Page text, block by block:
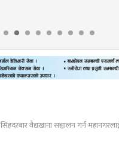
सिंहदरबार वैद्यखाना सञ्चालन गर्न